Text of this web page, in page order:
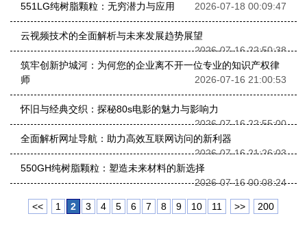
551LG纯树脂颗粒：无穷潜力与应用 2026-07-18 00:09:47
云视频技术的全面解析与未来发展趋势展望
2026-07-16 22:50:38
筑牢创新护城河：为何您的企业离不开一位专业的知识产权律
师
2026-07-16 21:00:53
怀旧与经典交织：探秘80s电影的魅力与影响力
2026-07-16 22:55:00
全面解析网址导航：助力高效互联网访问的新利器
2026-07-16 21:26:03
550GH纯树脂颗粒：塑造未来材料的新选择
2026-07-16 00:08:24
<< 1 2 3 4 5 6 7 8 9 10 11 >> 200